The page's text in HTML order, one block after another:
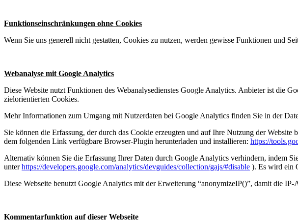
Funktionseinschränkungen ohne Cookies
Wenn Sie uns generell nicht gestatten, Cookies zu nutzen, werden gewisse Funktionen und
Webanalyse mit Google Analytics
Diese Website nutzt Funktionen des Webanalysedienstes Google Analytics. Anbieter ist
zielorientierten Cookies.
Mehr Informationen zum Umgang mit Nutzerdaten bei Google Analytics finden Sie in der
Sie können die Erfassung, der durch das Cookie erzeugten und auf Ihre Nutzung der
dem folgenden Link verfügbare Browser-Plugin herunterladen und installieren: https://
Alternativ können Sie die Erfassung Ihrer Daten durch Google Analytics verhindern, indem
unterhttps://developers.google.com/analytics/devguides/collection/gajs/#disable ). Es wird ein
Diese Webseite benutzt Google Analytics mit der Erweiterung “anonymizeIP()”, damit die
Kommentarfunktion auf dieser Webseite